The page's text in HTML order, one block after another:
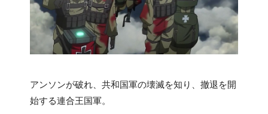
アンソンが破れ、共和国軍の壊滅を知り、撤退を開
始する連合王国軍。